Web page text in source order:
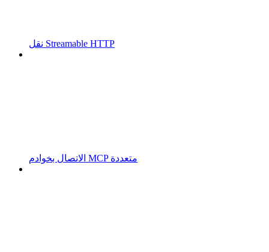
نقل Streamable HTTP
الاتصال بخوادم MCP متعددة